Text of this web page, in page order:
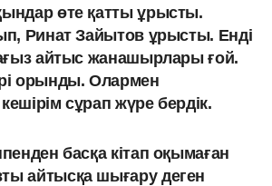
өте қатты ұрысты.
Ринат Зайытов ұрысты. Енді
айтыс жанашырлары ғой.
орынды. Олармен
сұрап жүре бердік.
басқа кітап оқымаған
айтысқа шығару деген